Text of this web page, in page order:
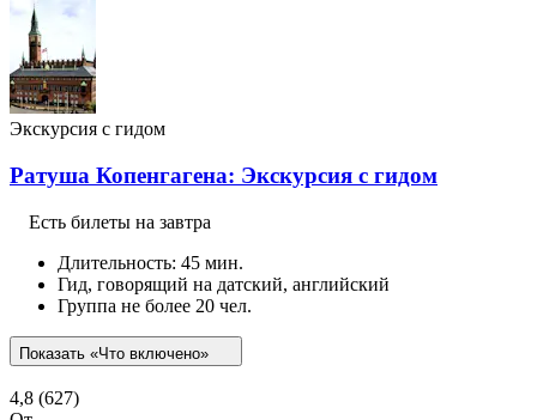
Экскурсия с гидом
Ратуша Копенгагена: Экскурсия с гидом
Есть билеты на завтра
Длительность: 45 мин.
Гид, говорящий на датский, английский
Группа не более 20 чел.
Показать «Что включено»
4,8 (627)